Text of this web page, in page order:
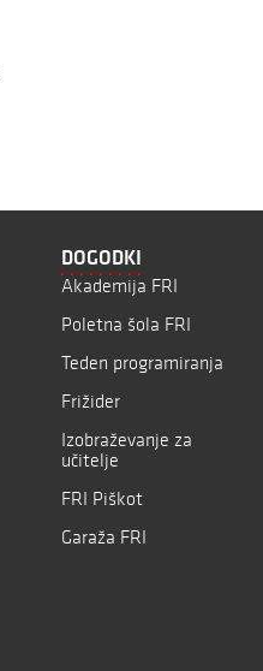
DOGODKI
Akademija FRI
Poletna šola FRI
Teden programiranja
Frižider
Izobraževanje za
učitelje
FRI Piškot
Garaža FRI